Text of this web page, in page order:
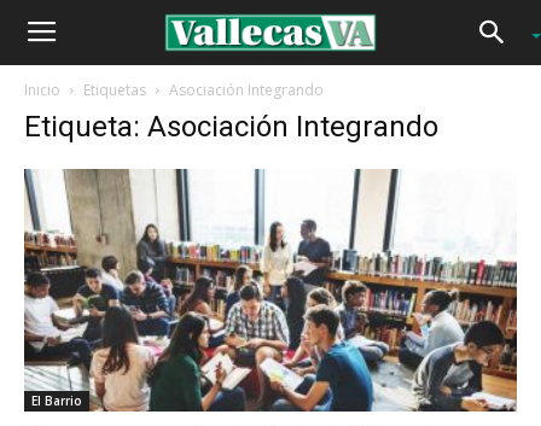
Inicio Etiquetas Asociación Integrando
Etiqueta: Asociación Integrando
El Barrio